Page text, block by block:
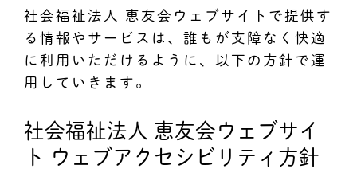
社会福祉法人 恵友会ウェブサイトで提供す
る情報やサービスは、誰もが支障なく快適
に利用いただけるように、以下の方針で運
用していきます。
社会福祉法人 恵友会ウェブサイ
ト ウェブアクセシビリティ方針